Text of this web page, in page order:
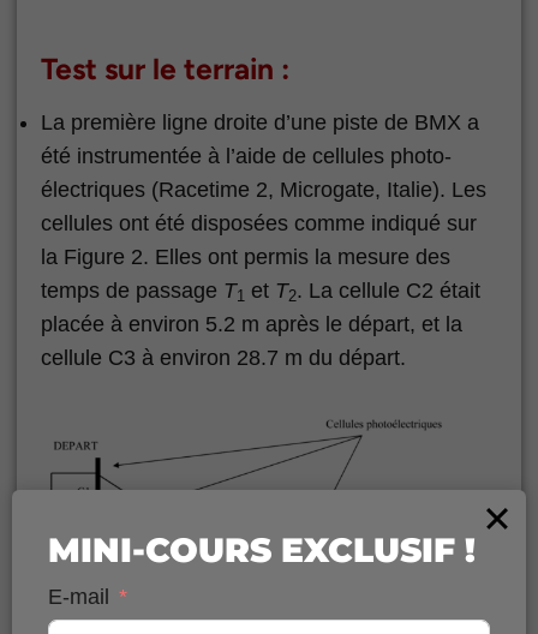
Test sur le terrain :
La première ligne droite d’une piste de BMX a
été instrumentée à l’aide de cellules photo-
électriques (Racetime 2, Microgate, Italie). Les
cellules ont été disposées comme indiqué sur
la Figure 2. Elles ont permis la mesure des
temps de passage T1 et T2. La cellule C2 était
placée à environ 5.2 m après le départ, et la
cellule C3 à environ 28.7 m du départ.
MINI-COURS EXCLUSIF !
E-mail